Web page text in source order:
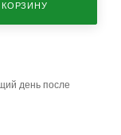
КОРЗИНУ
день после